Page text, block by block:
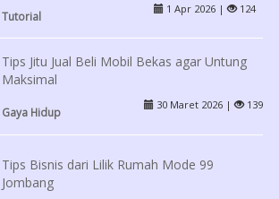
Tutorial
1 Apr 2026 | 124
Tips Jitu Jual Beli Mobil Bekas agar Untung
Maksimal
Gaya Hidup
30 Maret 2026 | 139
Tips Bisnis dari Lilik Rumah Mode 99
Jombang